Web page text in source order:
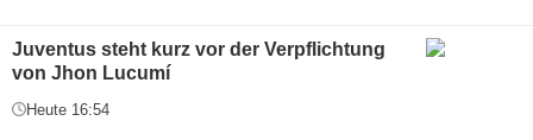
Juventus steht kurz vor der Verpflichtung
von Jhon Lucumí
Heute 16:54